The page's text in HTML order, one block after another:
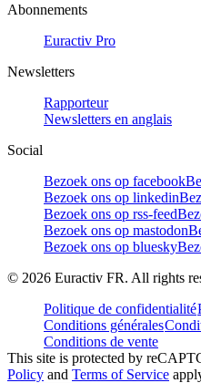
Abonnements
Euractiv Pro
Newsletters
Rapporteur
Newsletters en anglais
Social
Bezoek ons op facebook
Bezoek ons op linkedin
Bezoek ons op rss-feed
Bezoek ons op mastodon
Bezoek ons op bluesky
© 2026 Euractiv FR. All rights
Politique de confidentialité
Conditions générales
Conditions de vente
This site is protected by
Policy and Terms of Service